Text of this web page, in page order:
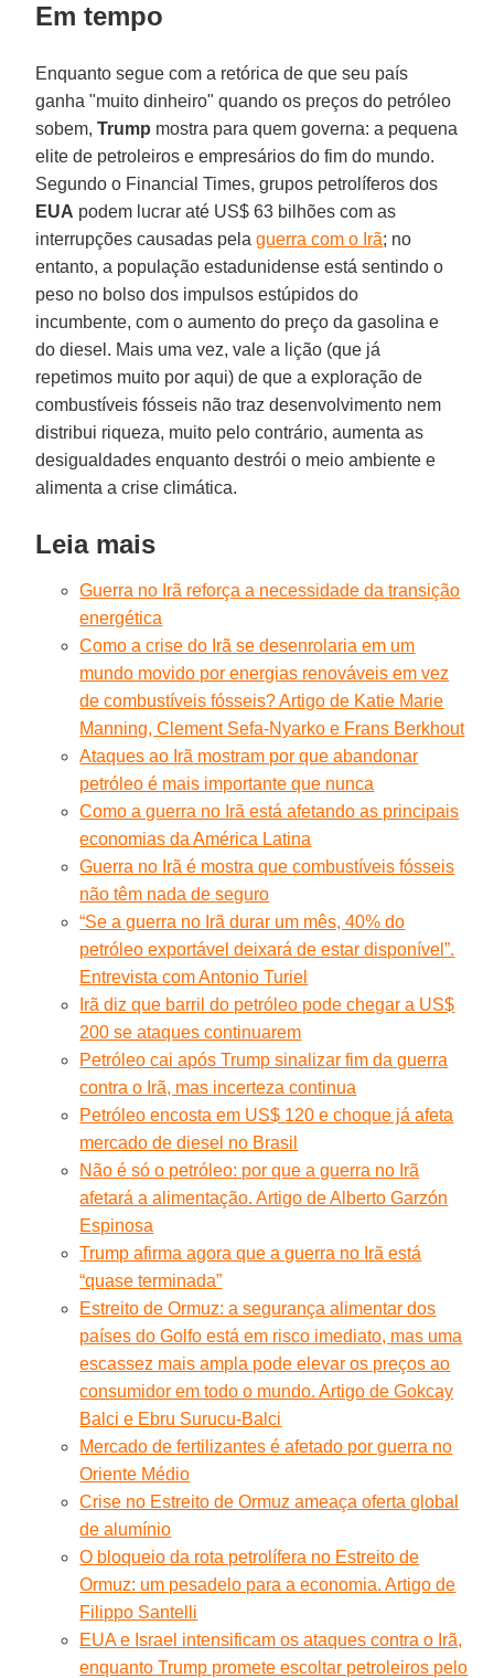
Em tempo
Enquanto segue com a retórica de que seu país
ganha "muito dinheiro" quando os preços do petróleo
sobem,Trump mostra para quem governa: a pequena
elite de petroleiros e empresários do fim do mundo.
Segundo o Financial Times, grupos petrolíferos dos
EUA podem lucrar até US$ 63 bilhões com as
interrupções causadas pelaguerra com o Irã; no
entanto, a população estadunidense está sentindo o
peso no bolso dos impulsos estúpidos do
incumbente, com o aumento do preço da gasolina e
do diesel. Mais uma vez, vale a lição (que já
repetimos muito por aqui) de que a exploração de
combustíveis fósseis não traz desenvolvimento nem
distribui riqueza, muito pelo contrário, aumenta as
desigualdades enquanto destrói o meio ambiente e
alimenta a crise climática.
Leia mais
Guerra no Irã reforça a necessidade da transição
energética
Como a crise do Irã se desenrolaria em um
mundo movido por energias renováveis em vez
de combustíveis fósseis? Artigo de Katie Marie
Manning, Clement Sefa-Nyarko e Frans Berkhout
Ataques ao Irã mostram por que abandonar
petróleo é mais importante que nunca
Como a guerra no Irã está afetando as principais
economias da América Latina
Guerra no Irã é mostra que combustíveis fósseis
não têm nada de seguro
“Se a guerra no Irã durar um mês, 40% do
petróleo exportável deixará de estar disponível”.
Entrevista com Antonio Turiel
Irã diz que barril do petróleo pode chegar a US$
200 se ataques continuarem
Petróleo cai após Trump sinalizar fim da guerra
contra o Irã, mas incerteza continua
Petróleo encosta em US$ 120 e choque já afeta
mercado de diesel no Brasil
Não é só o petróleo: por que a guerra no Irã
afetará a alimentação. Artigo de Alberto Garzón
Espinosa
Trump afirma agora que a guerra no Irã está
“quase terminada”
Estreito de Ormuz: a segurança alimentar dos
países do Golfo está em risco imediato, mas uma
escassez mais ampla pode elevar os preços ao
consumidor em todo o mundo. Artigo de Gokcay
Balci e Ebru Surucu-Balci
Mercado de fertilizantes é afetado por guerra no
Oriente Médio
Crise no Estreito de Ormuz ameaça oferta global
de alumínio
O bloqueio da rota petrolífera no Estreito de
Ormuz: um pesadelo para a economia. Artigo de
Filippo Santelli
EUA e Israel intensificam os ataques contra o Irã,
enquanto Trump promete escoltar petroleiros pelo